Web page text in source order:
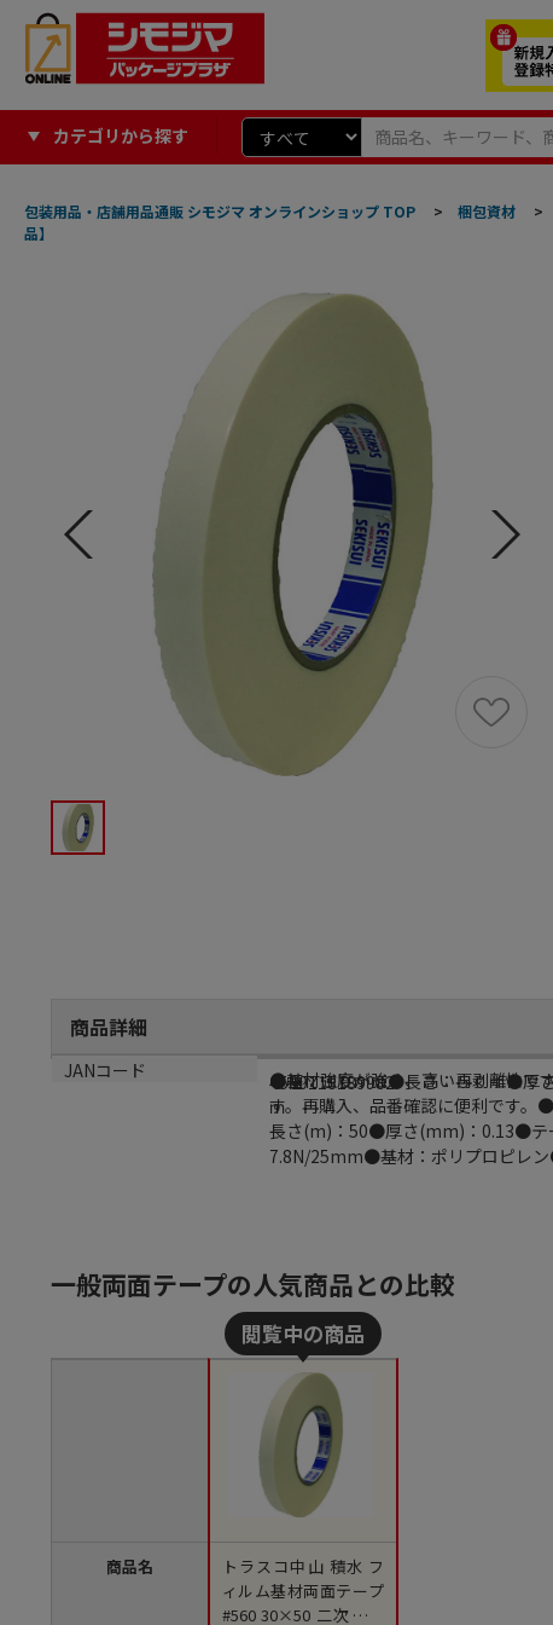
カテゴリから探す
包装用品・店舗用品通販 シモジマ オンラインショップ TOP > 梱包資材 >
品】
商品詳細
商品説明
●基材強度が強く、高い再剥離性で
す。再購入、品番確認に便利です
長さ(m)：50●厚さ(mm)：0.13●テ
7.8N/25mm●基材：ポリプロピレ
サイズ
●幅：３０ｍｍ●長さ：５０ｍ●厚
ｍ
JANコード
4560118189982
一般両面テープの人気商品との比較
商品名
トラスコ中山 積水 フ
ィルム基材両面テープ
#560 30×50 二次元コ